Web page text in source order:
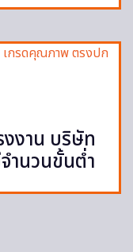
งาน บริษัท
ำนวนขั้นต่ำ